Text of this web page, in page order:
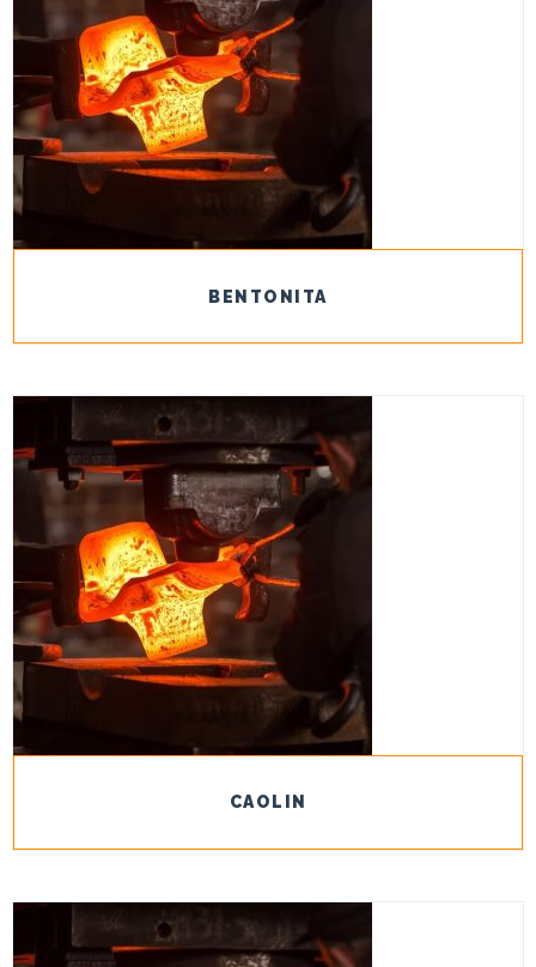
BENTONITA
CAOLIN